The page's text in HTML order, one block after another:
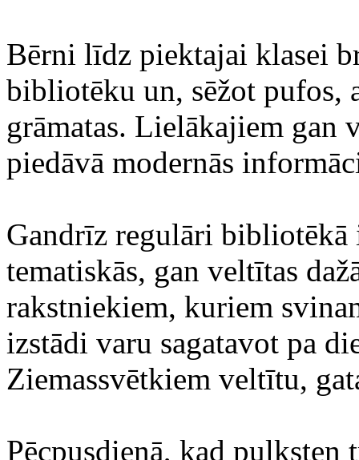
Bērni līdz piektajai klasei
bibliotēku un, sēžot pufos,
grāmatas. Lielākajiem gan
piedāvā modernās
Gandrīz regulāri bibliotēkā
tematiskās, gan veltītas
rakstniekiem, kuriem
izstādi varu sagatavot pa
Ziemassvētkiem veltītu,
Pēcpusdienā, kad